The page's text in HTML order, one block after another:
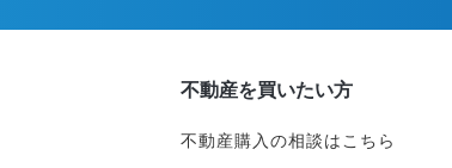
不動産を買いたい方
不動産購入の相談はこちら